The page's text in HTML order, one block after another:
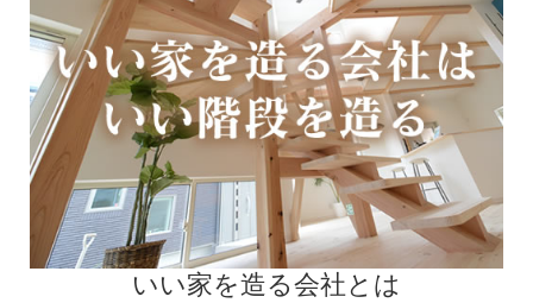
いい家を造る会社とは